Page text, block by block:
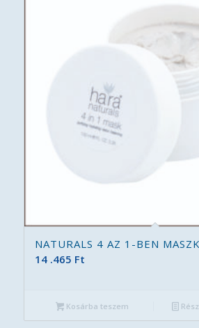
NATURALS 4 AZ 1-BEN MASZK
14 .465 Ft
Kosárba teszem